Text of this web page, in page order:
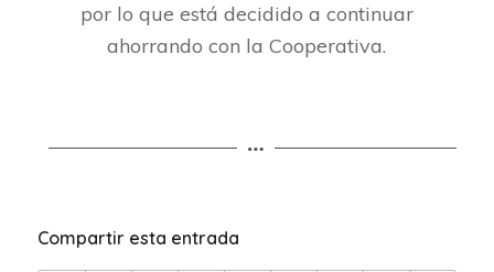
por lo que está decidido a continuar
ahorrando con la Cooperativa.
Compartir esta entrada